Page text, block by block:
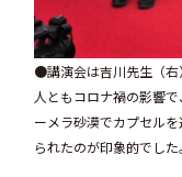
●講演会は吉川先生（右
人ともコロナ禍の影響
ーメラ砂漠でカプセル
られたのが印象的でした。